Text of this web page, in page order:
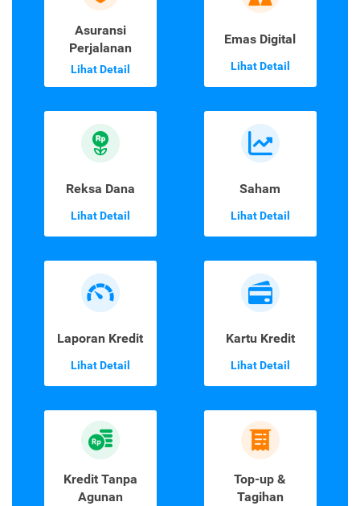
Asuransi
Perjalanan
Lihat Detail
Emas Digital
Lihat Detail
Reksa Dana
Lihat Detail
Saham
Lihat Detail
Laporan Kredit
Lihat Detail
Kartu Kredit
Lihat Detail
Kredit Tanpa
Agunan
Top-up &
Tagihan